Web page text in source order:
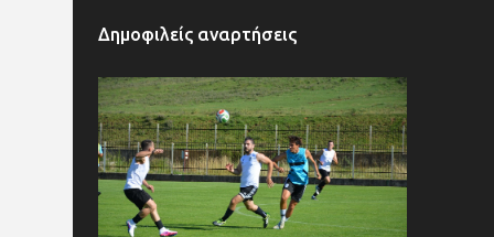
Δημοφιλείς αναρτήσεις